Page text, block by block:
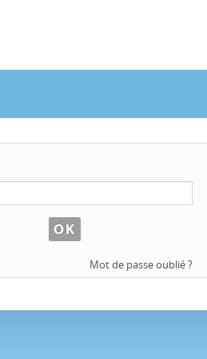
Mot de passe oublié ?